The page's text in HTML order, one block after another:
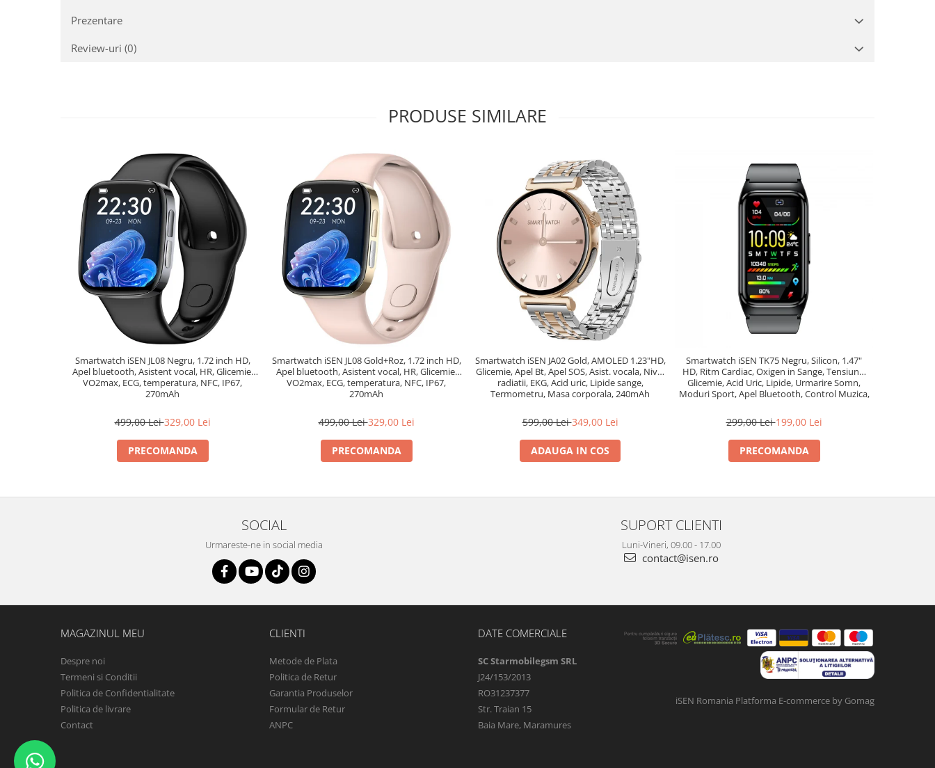
Prezentare
Review-uri (0)
PRODUSE SIMILARE
Smartwatch iSEN JL08 Negru, 1.72 inch HD,
Apel bluetooth, Asistent vocal, HR, Glicemie,
VO2max, ECG, temperatura, NFC, IP67,
270mAh
499,00 Lei329,00 Lei
PRECOMANDA
Smartwatch iSEN JL08 Gold+Roz, 1.72 inch HD,
Apel bluetooth, Asistent vocal, HR, Glicemie,
VO2max, ECG, temperatura, NFC, IP67,
270mAh
499,00 Lei329,00 Lei
PRECOMANDA
Smartwatch iSEN JA02 Gold, AMOLED 1.23"HD,
Glicemie, Apel Bt, Apel SOS, Asist. vocala, Nivel
radiatii, EKG, Acid uric, Lipide sange,
Termometru, Masa corporala, 240mAh
599,00 Lei349,00 Lei
ADAUGA IN COS
Smartwatch iSEN TK75 Negru, Silicon, 1.47"
HD, Ritm Cardiac, Oxigen in Sange, Tensiune,
Glicemie, Acid Uric, Lipide, Urmarire Somn,
Moduri Sport, Apel Bluetooth, Control Muzica,
299,00 Lei199,00 Lei
PRECOMANDA
SOCIAL
Urmareste-ne in social media
SUPORT CLIENTI
Luni-Vineri, 09.00 - 17.00
contact@isen.ro
MAGAZINUL MEU
Despre noi
Termeni si Conditii
Politica de Confidentialitate
Politica de livrare
Contact
CLIENTI
Metode de Plata
Politica de Retur
Garantia Produselor
Formular de Retur
ANPC
DATE COMERCIALE
SC Starmobilegsm SRL
J24/153/2013
RO31237377
Str. Traian 15
Baia Mare, Maramures
iSEN Romania Platforma E-commerce by Gomag